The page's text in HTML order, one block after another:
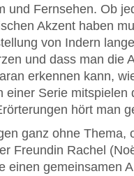
und Fernsehen. Ob
Akzent haben
von Indern
und dass man die
erkennen kann,
einer Serie mitspielen
hört man
ganz ohne Thema,
Freundin Rachel
einen gemeinsamen